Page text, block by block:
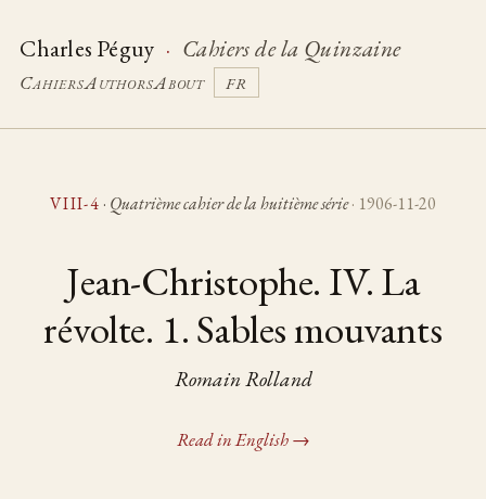
Charles Péguy · Cahiers de la Quinzaine
CahiersAuthorsAbout FR
VIII-4 · Quatrième cahier de la huitième série · 1906-11-20
Jean-Christophe. IV. La
révolte. 1. Sables mouvants
Romain Rolland
Read in English →